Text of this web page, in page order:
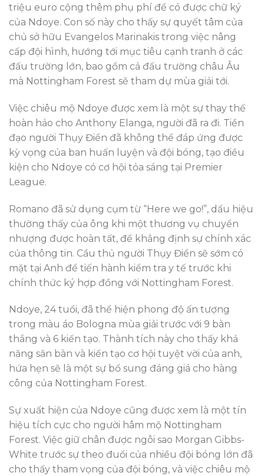
triệu euro cộng thêm phụ phí để có được chữ ký
của Ndoye. Con số này cho thấy sự quyết tâm của
chủ sở hữu Evangelos Marinakis trong việc nâng
cấp đội hình, hướng tới mục tiêu cạnh tranh ở các
đấu trường lớn, bao gồm cả đấu trường châu Âu
mà Nottingham Forest sẽ tham dự mùa giải tới.
Việc chiêu mộ Ndoye được xem là một sự thay thế
hoàn hảo cho Anthony Elanga, người đã ra đi. Tiền
đạo người Thụy Điển đã không thể đáp ứng được
kỳ vọng của ban huấn luyện và đội bóng, tạo điều
kiện cho Ndoye có cơ hội tỏa sáng tại Premier
League.
Romano đã sử dụng cụm từ “Here we go!”, dấu hiệu
thường thấy của ông khi một thương vụ chuyển
nhượng được hoàn tất, để khẳng định sự chính xác
của thông tin. Cầu thủ người Thụy Điển sẽ sớm có
mặt tại Anh để tiến hành kiểm tra y tế trước khi
chính thức ký hợp đồng với Nottingham Forest.
Ndoye, 24 tuổi, đã thể hiện phong độ ấn tượng
trong màu áo Bologna mùa giải trước với 9 bàn
thắng và 6 kiến tạo. Thành tích này cho thấy khả
năng săn bàn và kiến tạo cơ hội tuyệt vời của anh,
hứa hẹn sẽ là một sự bổ sung đáng giá cho hàng
công của Nottingham Forest.
Sự xuất hiện của Ndoye cũng được xem là một tín
hiệu tích cực cho người hâm mộ Nottingham
Forest. Việc giữ chân được ngôi sao Morgan Gibbs-
White trước sự theo đuổi của nhiều đội bóng lớn đã
cho thấy tham vọng của đội bóng, và việc chiêu mộ